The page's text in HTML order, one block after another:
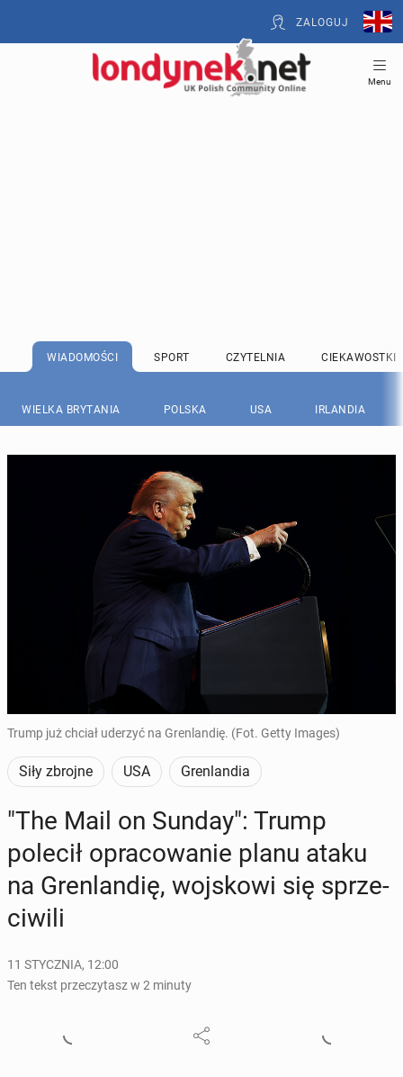
ZALOGUJ
Menu
WIADOMOŚCI SPORT CZYTELNIA CIEKAWOSTKI
WIELKA BRYTANIA POLSKA USA IRLANDIA
Trump już chciał uderzyć na Grenlandię. (Fot. Getty Images)
Siły zbrojne USA Grenlandia
"The Mail on Sunday": Trump
polecił opra­co­wa­nie planu ataku
na Gren­lan­dię, woj­sko­wi się sprze­
ci­wi­li
11 STYCZNIA, 12:00
Ten tekst przeczytasz w 2 minuty